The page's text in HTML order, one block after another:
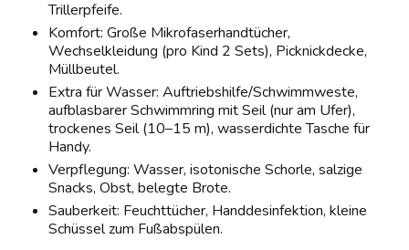
Trillerpfeife.
Komfort: Große Mikrofaserhandtücher,
Wechselkleidung (pro Kind 2 Sets), Picknickdecke,
Müllbeutel.
Extra für Wasser: Auftriebshilfe/Schwimmweste,
aufblasbarer Schwimmring mit Seil (nur am Ufer),
trockenes Seil (10–15 m), wasserdichte Tasche für
Handy.
Verpflegung: Wasser, isotonische Schorle, salzige
Snacks, Obst, belegte Brote.
Sauberkeit: Feuchttücher, Handdesinfektion, kleine
Schüssel zum Fußabspülen.